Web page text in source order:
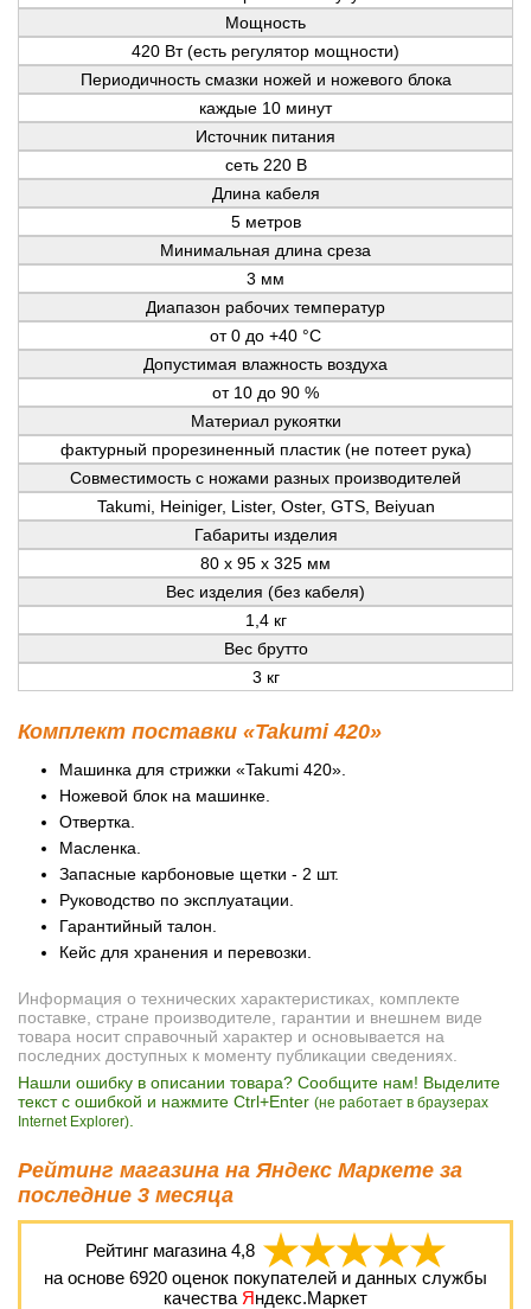
Мощность
420 Вт (есть регулятор мощности)
Периодичность смазки ножей и ножевого блока
каждые 10 минут
Источник питания
сеть 220 В
Длина кабеля
5 метров
Минимальная длина среза
3 мм
Диапазон рабочих температур
от 0 до +40 °C
Допустимая влажность воздуха
от 10 до 90 %
Материал рукоятки
фактурный прорезиненный пластик (не потеет рука)
Совместимость с ножами разных производителей
Takumi, Heiniger, Lister, Oster, GTS, Beiyuan
Габариты изделия
80 x 95 x 325 мм
Вес изделия (без кабеля)
1,4 кг
Вес брутто
3 кг
Комплект поставки «Takumi 420»
Машинка для стрижки «Takumi 420».
Ножевой блок на машинке.
Отвертка.
Масленка.
Запасные карбоновые щетки - 2 шт.
Руководство по эксплуатации.
Гарантийный талон.
Кейс для хранения и перевозки.
Информация о технических характеристиках, комплекте
поставке, стране производителе, гарантии и внешнем виде
товара носит справочный характер и основывается на
последних доступных к моменту публикации сведениях.
Нашли ошибку в описании товара? Сообщите нам! Выделите
текст с ошибкой и нажмите Ctrl+Enter (не работает в браузерах
Internet Explorer)
Рейтинг магазина на Яндекс Маркете за
последние 3 месяца
Рейтинг магазина 4,8
на основе 6920 оценок покупателей и данных службы
качества Яндекс.Маркет